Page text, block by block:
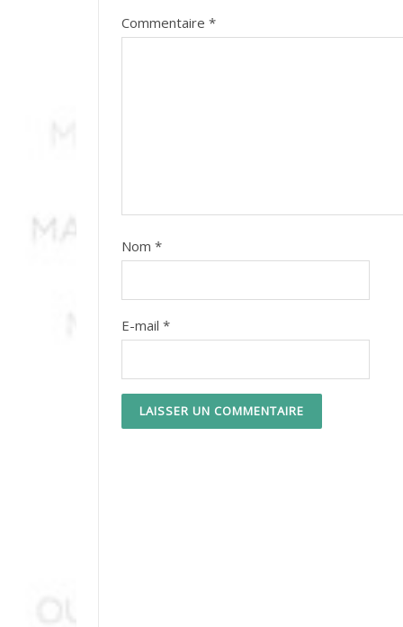
Commentaire *
Nom *
E-mail *